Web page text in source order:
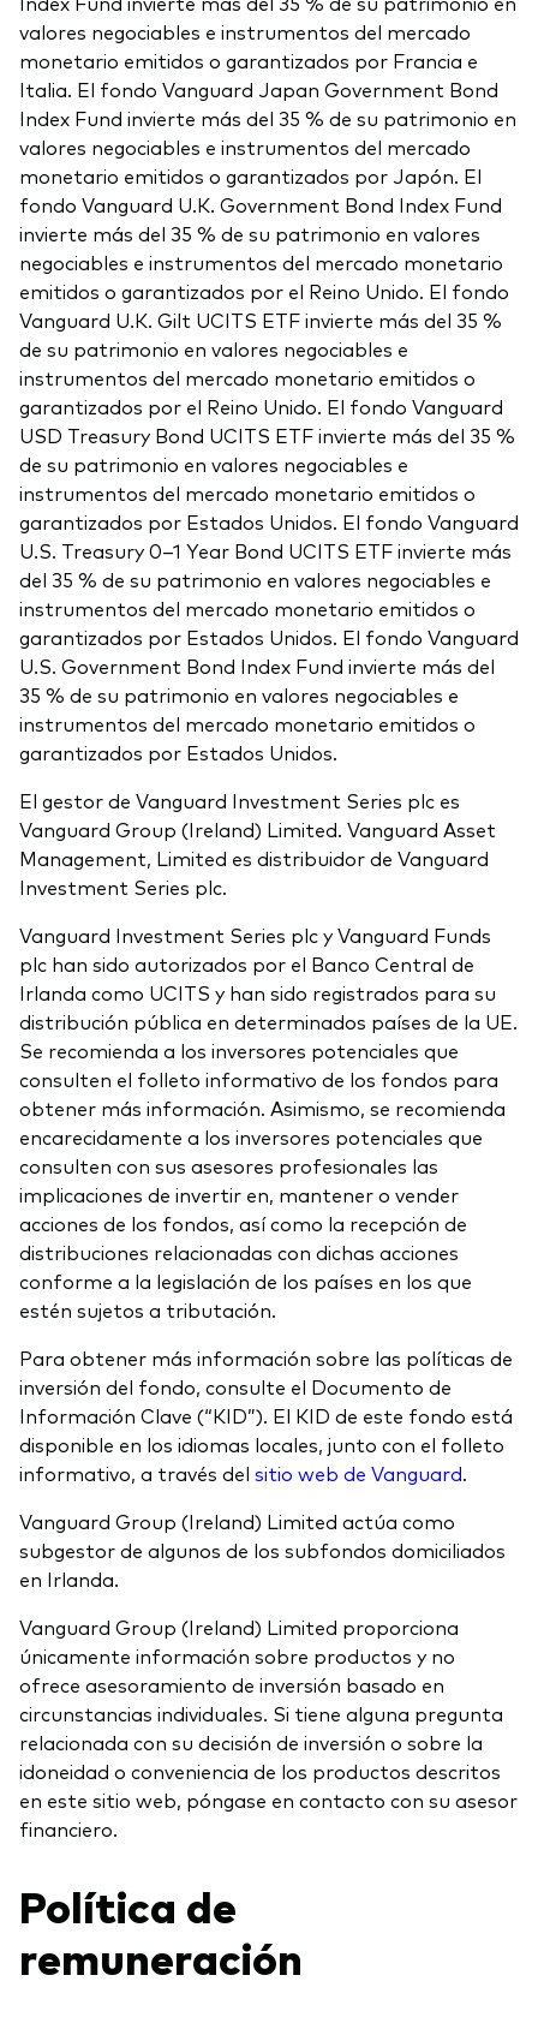
valores negociables e instrumentos del mercado
monetario emitidos o garantizados por Francia e
Italia. El fondo Vanguard Japan Government Bond
Index Fund invierte más del 35 % de su patrimonio en
valores negociables e instrumentos del mercado
monetario emitidos o garantizados por Japón. El
fondo Vanguard U.K. Government Bond Index Fund
invierte más del 35 % de su patrimonio en valores
negociables e instrumentos del mercado monetario
emitidos o garantizados por el Reino Unido. El fondo
Vanguard U.K. Gilt UCITS ETF invierte más del 35 %
de su patrimonio en valores negociables e
instrumentos del mercado monetario emitidos o
garantizados por el Reino Unido. El fondo Vanguard
USD Treasury Bond UCITS ETF invierte más del 35 %
de su patrimonio en valores negociables e
instrumentos del mercado monetario emitidos o
garantizados por Estados Unidos. El fondo Vanguard
U.S. Treasury 0–1 Year Bond UCITS ETF invierte más
del 35 % de su patrimonio en valores negociables e
instrumentos del mercado monetario emitidos o
garantizados por Estados Unidos. El fondo Vanguard
U.S. Government Bond Index Fund invierte más del
35 % de su patrimonio en valores negociables e
instrumentos del mercado monetario emitidos o
garantizados por Estados Unidos.
El gestor de Vanguard Investment Series plc es
Vanguard Group (Ireland) Limited. Vanguard Asset
Management, Limited es distribuidor de Vanguard
Investment Series plc.
Vanguard Investment Series plc y Vanguard Funds
plc han sido autorizados por el Banco Central de
Irlanda como UCITS y han sido registrados para su
distribución pública en determinados países de la UE.
Se recomienda a los inversores potenciales que
consulten el folleto informativo de los fondos para
obtener más información. Asimismo, se recomienda
encarecidamente a los inversores potenciales que
consulten con sus asesores profesionales las
implicaciones de invertir en, mantener o vender
acciones de los fondos, así como la recepción de
distribuciones relacionadas con dichas acciones
conforme a la legislación de los países en los que
estén sujetos a tributación.
Para obtener más información sobre las políticas de
inversión del fondo, consulte el Documento de
Información Clave (“KID”). El KID de este fondo está
disponible en los idiomas locales, junto con el folleto
informativo, a través del sitio web de Vanguard.
Vanguard Group (Ireland) Limited actúa como
subgestor de algunos de los subfondos domiciliados
en Irlanda.
Vanguard Group (Ireland) Limited proporciona
únicamente información sobre productos y no
ofrece asesoramiento de inversión basado en
circunstancias individuales. Si tiene alguna pregunta
relacionada con su decisión de inversión o sobre la
idoneidad o conveniencia de los productos descritos
en este sitio web, póngase en contacto con su asesor
financiero.
Política de
remuneración